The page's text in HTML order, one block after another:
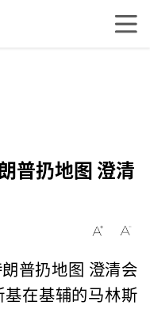
普扔地图 澄清
普扔地图 澄清会
在基辅的马林斯